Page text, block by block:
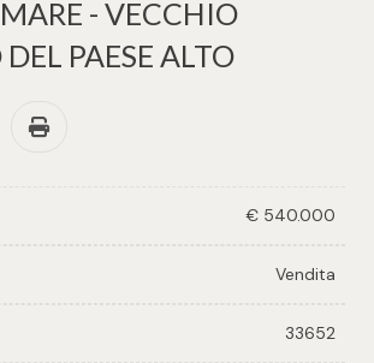
- VECCHIO
PAESE ALTO
33652
Condividi
€ 540.000
Vendita
33652